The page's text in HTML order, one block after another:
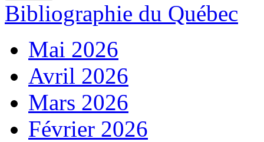
Bibliographie du Québec
Mai 2026
Avril 2026
Mars 2026
Février 2026